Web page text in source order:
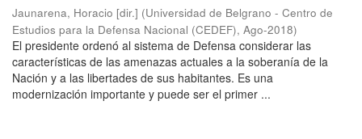
Jaunarena, Horacio [dir.] (Universidad de Belgrano - Centro de
Estudios para la Defensa Nacional (CEDEF), Ago-2018)
El presidente ordenó al sistema de Defensa considerar las
características de las amenazas actuales a la soberanía de la
Nación y a las libertades de sus habitantes. Es una
modernización importante y puede ser el primer ...